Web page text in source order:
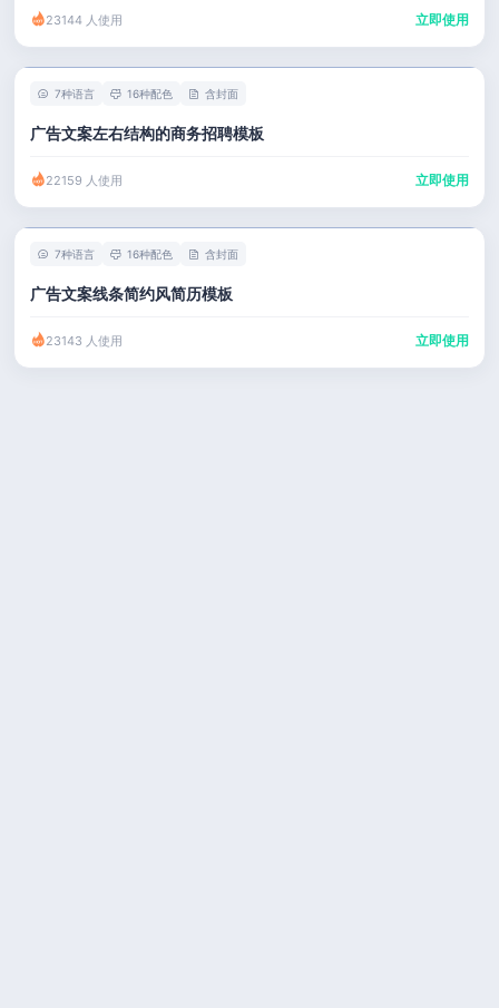
23144 人使用 立即使用
7种语言 16种配色 含封面
广告文案左右结构的商务招聘模板
22159 人使用 立即使用
7种语言 16种配色 含封面
广告文案线条简约风简历模板
23143 人使用 立即使用